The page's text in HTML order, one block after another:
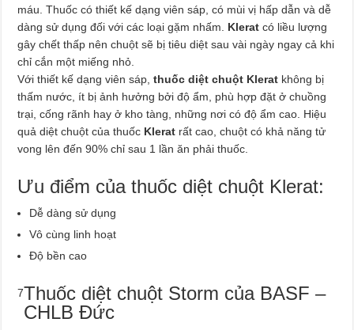
máu. Thuốc có thiết kế dạng viên sáp, có mùi vị hấp dẫn và dễ
dàng sử dụng đối với các loại gặm nhấm. Klerat có liều lượng
gây chết thấp nên chuột sẽ bị tiêu diệt sau vài ngày ngay cả khi
chỉ cắn một miếng nhỏ.
Với thiết kế dạng viên sáp,thuốc diệt chuột Klerat không bị
thấm nước, ít bị ảnh hưởng bởi độ ẩm, phù hợp đặt ở chuồng
trại, cống rãnh hay ở kho tàng, những nơi có độ ẩm cao. Hiệu
quả diệt chuột của thuốc Klerat rất cao, chuột có khả năng tử
vong lên đến 90% chỉ sau 1 lần ăn phải thuốc.
Ưu điểm của thuốc diệt chuột Klerat:
Dễ dàng sử dụng
Vô cùng linh hoạt
Độ bền cao
7Thuốc diệt chuột Storm của BASF –
CHLB Đức